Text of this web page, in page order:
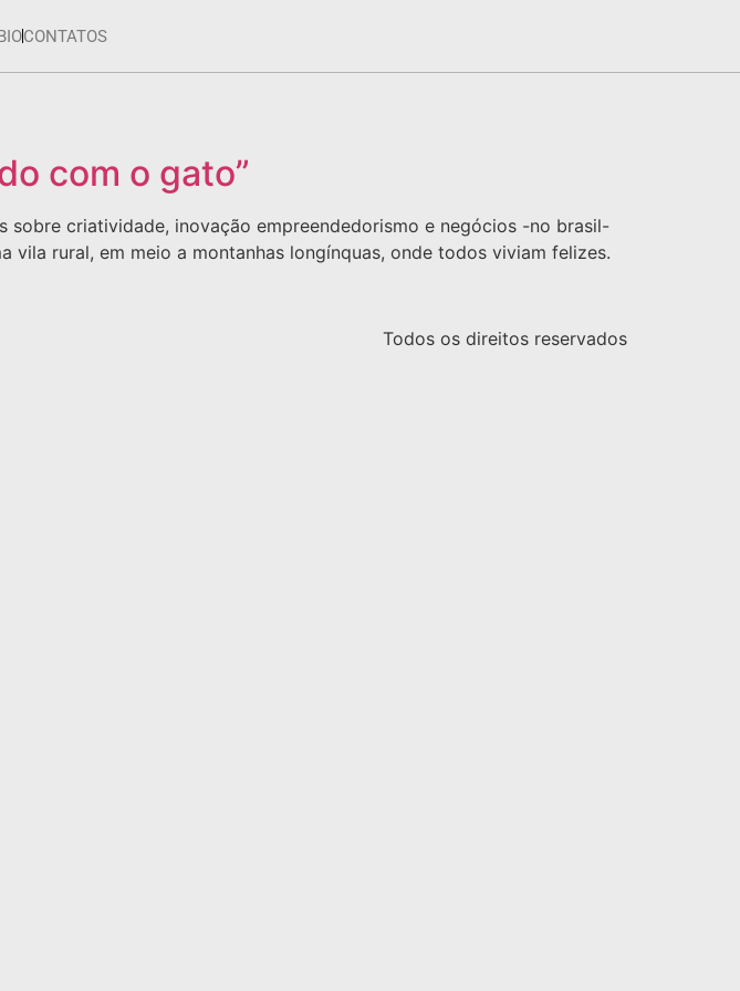
CONTATOS
com o gato”
criatividade, inovação empreendedorismo e negócios -no brasil-
rural, em meio a montanhas longínquas, onde todos viviam felizes.
Todos os direitos reservados